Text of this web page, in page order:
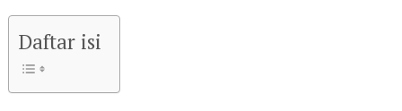
Daftar isi